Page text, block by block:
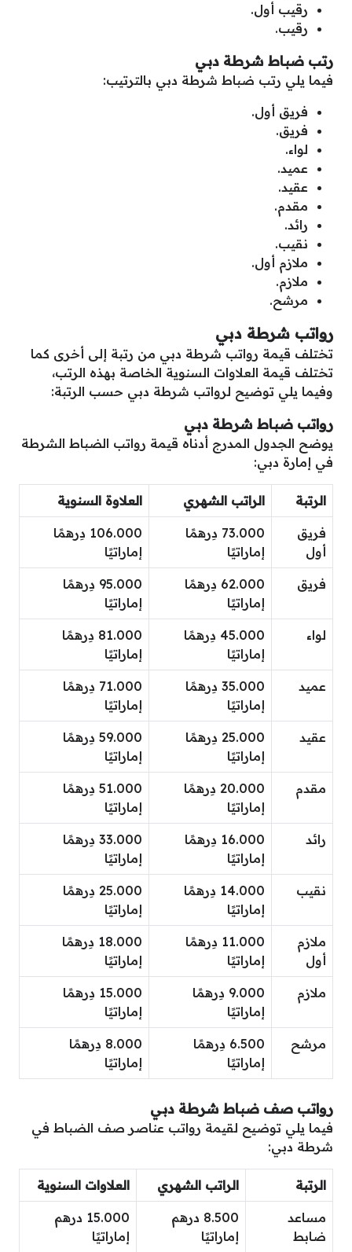
رقيب أول.
رقيب.
رتب ضباط شرطة دبي
فيما يلي رتب ضباط شرطة دبي بالترتيب:
فريق أول.
فريق.
لواء.
عميد.
عقيد.
مقدم.
رائد.
نقيب.
ملازم أول.
ملازم.
مرشح.
رواتب شرطة دبي
تختلف قيمة رواتب شرطة دبي من رتبة إلى أخرى كما
تختلف قيمة العلاوات السنوية الخاصة بهذه الرتب،
وفيما يلي توضيح لرواتب شرطة دبي حسب الرتبة:
رواتب ضباط شرطة دبي
يوضح الجدول المدرج أدناه قيمة رواتب الضباط الشرطة
في إمارة دبي:
الرتبة الراتب الشهري العلاوة السنوية
فريق
أول
73.000 دِرهمًا
إماراتيًا
106.000 دِرهمًا
إماراتيًا
فريق
62.000 دِرهمًا
إماراتيًا
95.000 دِرهمًا
إماراتيًا
لواء
45.000 دِرهمًا
إماراتيًا
81.000 دِرهمًا
إماراتيًا
عميد
35.000 دِرهمًا
إماراتيًا
71.000 دِرهمًا
إماراتيًا
عقيد
25.000 دِرهمًا
إماراتيًا
59.000 دِرهمًا
إماراتيًا
مقدم
20.000 دِرهمًا
إماراتيًا
51.000 دِرهمًا
إماراتيًا
رائد
16.000 دِرهمًا
إماراتيًا
33.000 دِرهمًا
إماراتيًا
نقيب
14.000 دِرهمًا
إماراتيًا
25.000 دِرهمًا
إماراتيًا
ملازم
أول
11.000 دِرهمًا
إماراتيًا
18.000 دِرهمًا
إماراتيًا
ملازم
9.000 دِرهمًا
إماراتيًا
15.000 دِرهمًا
إماراتيًا
مرشح
6.500 دِرهمًا
إماراتيًا
8.000 دِرهمًا
إماراتيًا
رواتب صف ضباط شرطة دبي
فيما يلي توضيح لقيمة رواتب عناصر صف الضباط في
شرطة دبي:
الرتبة الراتب الشهري العلاوات السنوية
مساعد
ضابط
8.500 درهم
إماراتيًا
15.000 درهم
إماراتيًا